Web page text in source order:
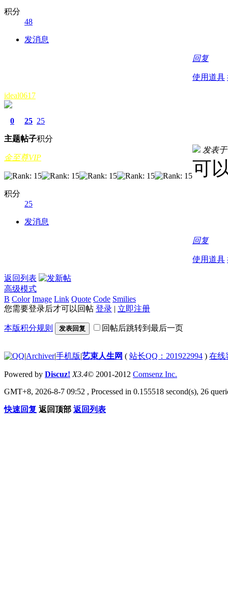
积分
48
发消息
回复
使用道具
ideal0617
0
主题
25
帖子
25
积分
金至尊VIP
积分
25
发消息
发表于
可
回复
使用道具
返回列表
高级模式
B Color Image Link Quote Code Smilies
您需要登录后才可以回帖 登录 | 立即注册
本版积分规则 发表回复 回帖后跳转到最后一页
|Archiver|手机版|艺束人生网 ( 站长QQ：201922994 ) 在线
Powered by Discuz! X3.4© 2001-2012 Comsenz Inc.
GMT+8, 2026-8-7 09:52 , Processed in 0.155518 second(s), 26
快速回复 返回顶部 返回列表